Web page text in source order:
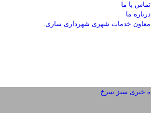
تماس با ما
درباره ما
معاون خدمات شهری شهرداری ساری: